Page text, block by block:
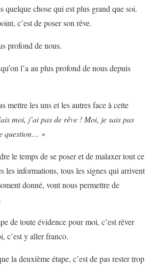
quelque chose qui est plus grand que soi.
c’est de poser son rêve.
profond de nous.
l’a au plus profond de nous depuis
mettre les uns et les autres face à cette
moi, j’ai pas de rêve ! Moi, je sais pas
question… »
le temps de se poser et de malaxer tout ce
les informations, tous les signes qui arrivent
donné, vont nous permettre de
de toute évidence pour moi, c’est rêver
c’est y aller franco.
la deuxième étape, c’est de pas rester trop